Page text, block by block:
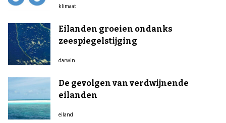
klimaat
Eilanden groeien ondanks
zeespiegelstijging
darwin
De gevolgen van verdwijnende
eilanden
eiland